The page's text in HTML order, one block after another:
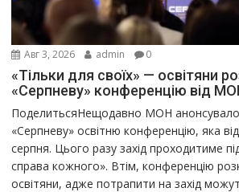
Авг 3, 2026 admin 0
«Тільки для своїх» — освітяни
«Серпневу» конференцію від
ПоделитьсяНещодавно МОН
«Серпневу» освітню конференцію, яка
серпня. Цього разу захід проходитиме
справа кожного». Втім, конференцію
освітяни, адже потрапити на захід